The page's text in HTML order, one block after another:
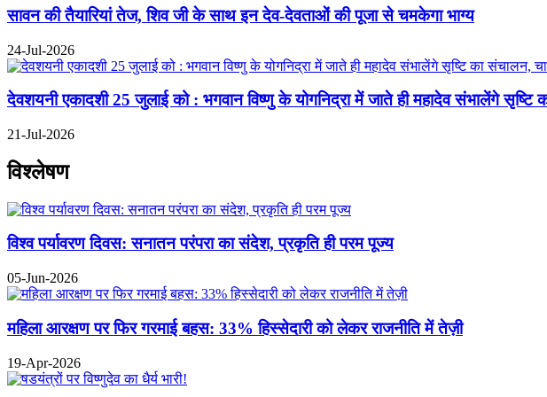
सावन की तैयारियां तेज, शिव जी के साथ इन देव-देवताओं की पूजा से चमकेगा भाग्य
24-Jul-2026
देवशयनी एकादशी 25 जुलाई को : भगवान विष्णु के योगनिद्रा में जाते ही महादेव संभालेंगे सृष्टि
21-Jul-2026
विश्लेषण
विश्व पर्यावरण दिवस: सनातन परंपरा का संदेश, प्रकृति ही परम पूज्य
05-Jun-2026
महिला आरक्षण पर फिर गरमाई बहस: 33% हिस्सेदारी को लेकर राजनीति में तेज़ी
19-Apr-2026